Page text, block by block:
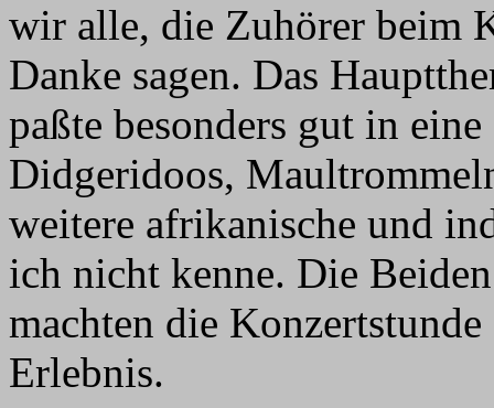
wir alle, die Zuhörer beim
Danke sagen. Das
paßte besonders gut in
Didgeridoos,
weitere afrikanische und
ich nicht kenne. Die
machten die
Erlebnis.